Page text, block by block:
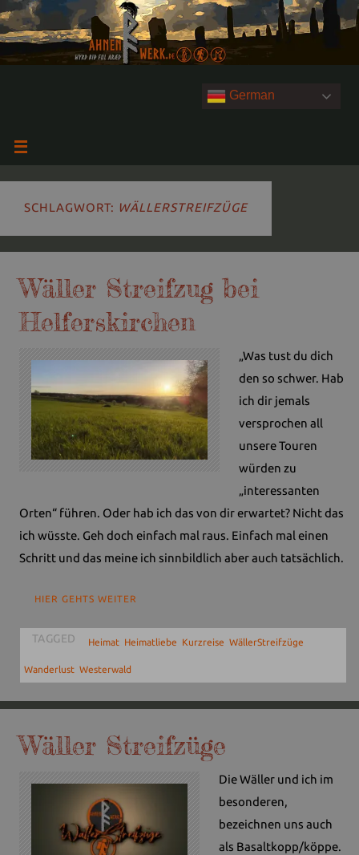
German
SCHLAGWORT: WÄLLERSTREIFZÜGE
Wäller Streifzug bei
Helferskirchen
„Was tust du dich
den so schwer. Hab
ich dir jemals
versprochen all
unsere Touren
würden zu
„interessanten
Orten“ führen. Oder hab ich das von dir erwartet? Nicht das
ich wüsste. Geh doch einfach mal raus. Einfach mal einen
Schritt und das meine ich sinnbildlich aber auch tatsächlich.
HIER GEHTS WEITER
TAGGED Heimat, Heimatliebe Kurzreise WällerStreifzüge
Wanderlust, Westerwald
Wäller Streifzüge
Die Wäller und ich im
besonderen,
bezeichnen uns auch
als Basaltkopp/köppe.